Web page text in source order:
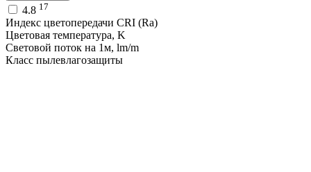
4.8 17
Индекс цветопередачи CRI (Ra)
Цветовая температура, K
Световой поток на 1м, lm/m
Класс пылевлагозащиты